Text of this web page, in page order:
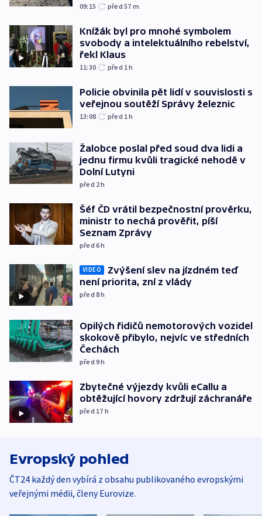
09:15 před 57 m
Knížák byl pro mnohé symbolem
svobody a intelektuálního rebelství,
řekl Klaus
11:30 před 1h
Policie obvinila pět lidí v souvislosti s
veřejnou soutěží Správy železnic
13:08 před 1h
Žalobce poslal před soud dva lidi a
jednu firmu kvůli tragické nehodě v
Dolní Lutyni
před 2h
Šéf ČD vrátil bezpečnostní prověrku,
ministr to nechá prověřit, píší
Seznam Zprávy
před 6h
VIDEO
Zvýšení slev na jízdném teď
není priorita, zní z vlády
před 8h
Opilých řidičů nemotorových vozidel
skokově přibylo, nejvíc ve středních
Čechách
před 9h
Zbytečné výjezdy kvůli eCallu a
obtěžující hovory zdržují záchranáře
před 17 h
Evropský pohled
ČT24 každý den vybírá z obsahu publikovaného evropskými
veřejnými médii, členy Eurovize.